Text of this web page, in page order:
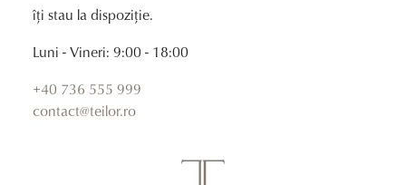
îți stau la dispoziție.
Luni - Vineri: 9:00 - 18:00
+40 736 555 999
contact@teilor.ro